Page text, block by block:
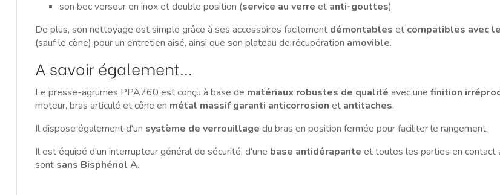
son bec verseur en inox et double position (service au verre et anti-gouttes)
De plus, son nettoyage est simple grâce à ses accessoires facilement démontables et compatibles avec
(sauf le cône) pour un entretien aisé, ainsi que son plateau de récupération amovible.
A savoir également...
Le presse-agrumes PPA760 est conçu à base de matériaux robustes de qualité avec une finition
moteur, bras articulé et cône en métal massif garanti anticorrosion et antitaches.
Il dispose également d'un système de verrouillage du bras en position fermée pour faciliter le rangement.
Il est équipé d'un interrupteur général de sécurité, d'une base antidérapante et toutes les parties en contact
sont sans Bisphénol A.